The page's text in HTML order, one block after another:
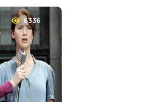
6336